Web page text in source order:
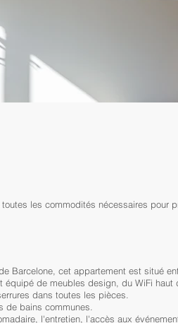
les commodités nécessaires pour
Barcelone, cet appartement est situé
de meubles design, du WiFi haut
dans toutes les pièces.
de bains communes.
l'entretien, l'accès aux